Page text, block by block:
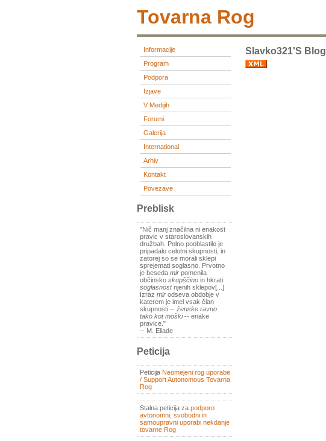
Tovarna Rog
Informacije
Program
Podpora
Izjave
V Medijih
Forumi
Galerija
International
Arhiv
Kontakt
Povezave
Preblisk
"Nič manj značilna ni enakost
pravic v staroslovanskih
družbah. Polno pooblastilo je
pripadalo celotni skupnosti, in
zatorej so se morali sklepi
sprejemati soglasno. Prvotno
je beseda mir pomenila
občinsko skupščino in hkrati
soglasnostnjenih sklepov[...]
Izraz mir odseva obdobje v
katerem je imel vsak član
skupnosti -- ženske ravno
tako kot moški-- enake
pravice."
-- M. Eliade
Peticija
Peticija Neomejeni rog uporabe
/ Support Autonomous Tovarna
Rog
Stalna peticija za podporo
avtonomni, svobodni in
samoupravni uporabi nekdanje
tovarne Rog
Slavko321's Blog